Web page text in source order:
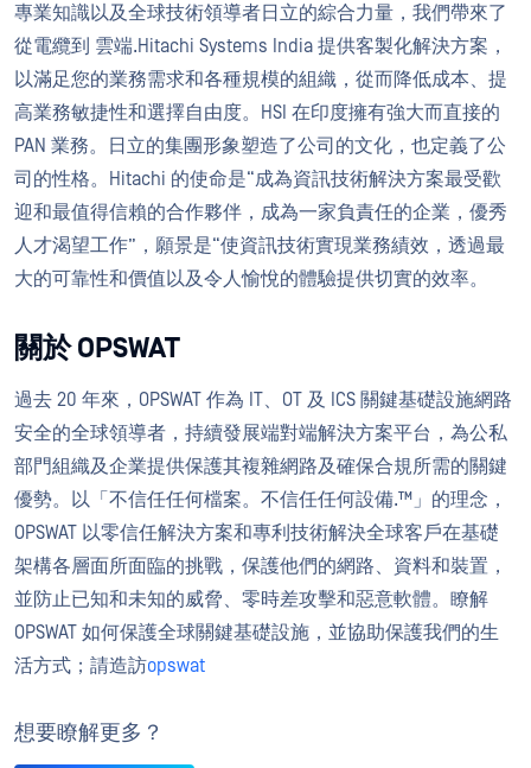
專業知識以及全球技術領導者日立的綜合力量，我們帶來了
從電纜到 雲端.Hitachi Systems India 提供客製化解決方案，
以滿足您的業務需求和各種規模的組織，從而降低成本、提
高業務敏捷性和選擇自由度。HSI 在印度擁有強大而直接的
PAN 業務。日立的集團形象塑造了公司的文化，也定義了公
司的性格。Hitachi 的使命是“成為資訊技術解決方案最受歡
迎和最值得信賴的合作夥伴，成為一家負責任的企業，優秀
人才渴望工作”，願景是“使資訊技術實現業務績效，透過最
大的可靠性和價值以及令人愉悅的體驗提供切實的效率。
關於 OPSWAT
過去 20 年來，OPSWAT 作為 IT、OT 及 ICS 關鍵基礎設施網路
安全的全球領導者，持續發展端對端解決方案平台，為公私
部門組織及企業提供保護其複雜網路及確保合規所需的關鍵
優勢。以「不信任任何檔案。不信任任何設備.™」的理念，
OPSWAT 以零信任解決方案和專利技術解決全球客戶在基礎
架構各層面所面臨的挑戰，保護他們的網路、資料和裝置，
並防止已知和未知的威脅、零時差攻擊和惡意軟體。瞭解
OPSWAT 如何保護全球關鍵基礎設施，並協助保護我們的生
活方式；請造訪opswat
想要瞭解更多？